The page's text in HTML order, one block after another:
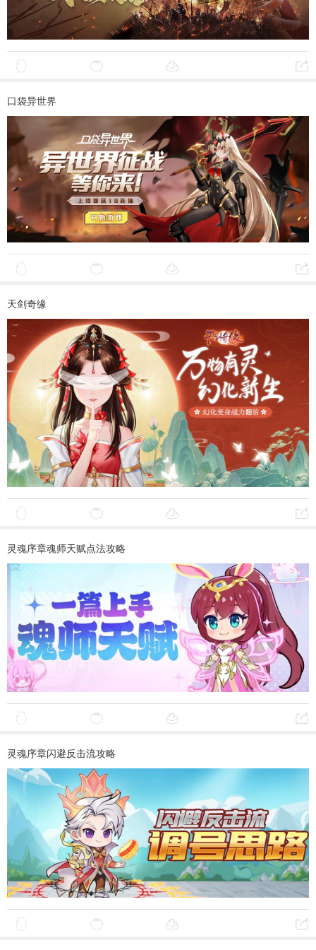
口袋异世界
天剑奇缘
灵魂序章魂师天赋点法攻略
灵魂序章闪避反击流攻略